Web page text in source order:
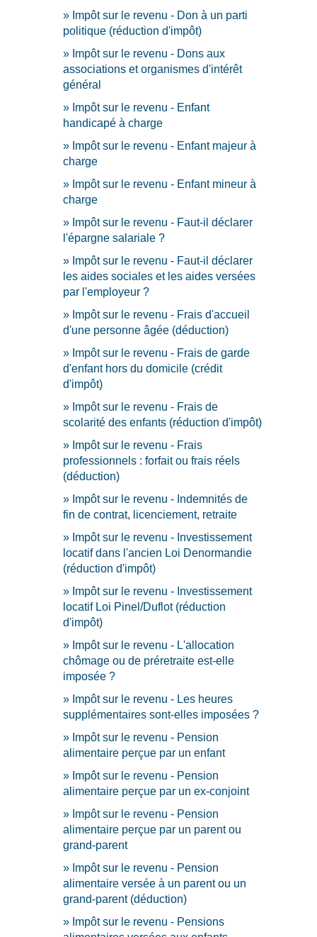
Impôt sur le revenu - Don à un parti
politique (réduction d'impôt)
Impôt sur le revenu - Dons aux
associations et organismes d'intérêt
général
Impôt sur le revenu - Enfant
handicapé à charge
Impôt sur le revenu - Enfant majeur à
charge
Impôt sur le revenu - Enfant mineur à
charge
Impôt sur le revenu - Faut-il déclarer
l'épargne salariale ?
Impôt sur le revenu - Faut-il déclarer
les aides sociales et les aides versées
par l'employeur ?
Impôt sur le revenu - Frais d'accueil
d'une personne âgée (déduction)
Impôt sur le revenu - Frais de garde
d'enfant hors du domicile (crédit
d'impôt)
Impôt sur le revenu - Frais de
scolarité des enfants (réduction d'impôt)
Impôt sur le revenu - Frais
professionnels : forfait ou frais réels
(déduction)
Impôt sur le revenu - Indemnités de
fin de contrat, licenciement, retraite
Impôt sur le revenu - Investissement
locatif dans l'ancien Loi Denormandie
(réduction d'impôt)
Impôt sur le revenu - Investissement
locatif Loi Pinel/Duflot (réduction
d'impôt)
Impôt sur le revenu - L'allocation
chômage ou de préretraite est-elle
imposée ?
Impôt sur le revenu - Les heures
supplémentaires sont-elles imposées ?
Impôt sur le revenu - Pension
alimentaire perçue par un enfant
Impôt sur le revenu - Pension
alimentaire perçue par un ex-conjoint
Impôt sur le revenu - Pension
alimentaire perçue par un parent ou
grand-parent
Impôt sur le revenu - Pension
alimentaire versée à un parent ou un
grand-parent (déduction)
Impôt sur le revenu - Pensions